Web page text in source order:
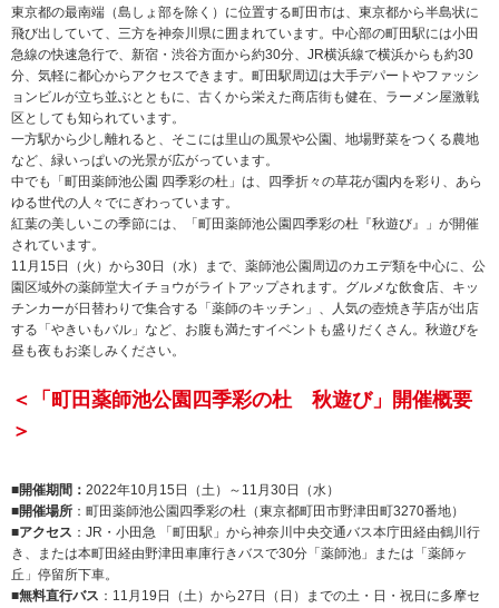
東京都の最南端（島しょ部を除く）に位置する町田市は、東京都から半島状に
飛び出していて、三方を神奈川県に囲まれています。中心部の町田駅には小田
急線の快速急行で、新宿・渋谷方面から約30分、JR横浜線で横浜からも約30
分、気軽に都心からアクセスできます。町田駅周辺は大手デパートやファッシ
ョンビルが立ち並ぶとともに、古くから栄えた商店街も健在、ラーメン屋激戦
区としても知られています。
一方駅から少し離れると、そこには里山の風景や公園、地場野菜をつくる農地
など、緑いっぱいの光景が広がっています。
中でも「町田薬師池公園 四季彩の杜」は、四季折々の草花が園内を彩り、あら
ゆる世代の人々でにぎわっています。
紅葉の美しいこの季節には、「町田薬師池公園四季彩の杜『秋遊び』」が開催
されています。
11月15日（火）から30日（水）まで、薬師池公園周辺のカエデ類を中心に、公
園区域外の薬師堂大イチョウがライトアップされます。グルメな飲食店、キッ
チンカーが日替わりで集合する「薬師のキッチン」、人気の壺焼き芋店が出店
する「やきいもバル」など、お腹も満たすイベントも盛りだくさん。秋遊びを
昼も夜もお楽しみください。
＜「町田薬師池公園四季彩の杜 秋遊び」開催概要
＞
■開催期間： 2022年10月15日（土）～11月30日（水）
■開催場所 ：町田薬師池公園四季彩の杜（東京都町田市野津田町3270番地）
■アクセス ：JR・小田急 「町田駅」から神奈川中央交通バス本庁田経由鶴川行
き、または本町田経由野津田車庫行きバスで30分「薬師池」または「薬師ヶ
丘」停留所下車。
■無料直行バス ：11月19日（土）から27日（日）までの土・日・祝日に多摩セ